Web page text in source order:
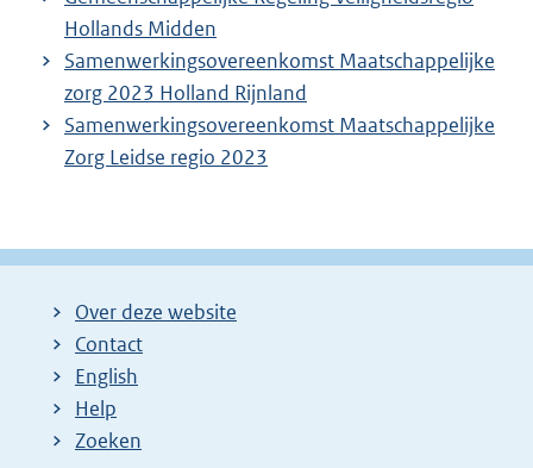
Hollands Midden
Samenwerkingsovereenkomst Maatschappelijke
zorg 2023 Holland Rijnland
Samenwerkingsovereenkomst Maatschappelijke
Zorg Leidse regio 2023
Over deze website
Contact
English
Help
Zoeken